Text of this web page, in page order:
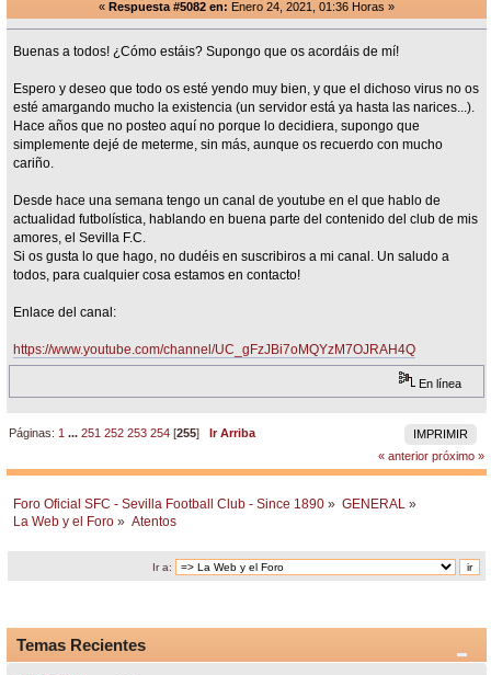
« Respuesta #5082 en: Enero 24, 2021, 01:36 Horas »
Buenas a todos! ¿Cómo estáis? Supongo que os acordáis de mí!
Espero y deseo que todo os esté yendo muy bien, y que el dichoso virus no os
esté amargando mucho la existencia (un servidor está ya hasta las narices...).
Hace años que no posteo aquí no porque lo decidiera, supongo que
simplemente dejé de meterme, sin más, aunque os recuerdo con mucho
cariño.
Desde hace una semana tengo un canal de youtube en el que hablo de
actualidad futbolística, hablando en buena parte del contenido del club de mis
amores, el Sevilla F.C.
Si os gusta lo que hago, no dudéis en suscribiros a mi canal. Un saludo a
todos, para cualquier cosa estamos en contacto!
Enlace del canal:
https://www.youtube.com/channel/UC_gFzJBi7oMQYzM7OJRAH4Q
En línea
IMPRIMIR
Páginas: 1 ...251 252 253 254 [255]Ir Arriba
« anterior próximo »
Foro Oficial SFC - Sevilla Football Club - Since 1890 » GENERAL »
La Web y el Foro » Atentos
Ir a:
Temas Recientes